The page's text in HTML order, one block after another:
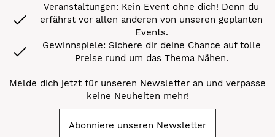
Veranstaltungen: Kein Event ohne dich! Denn du
erfährst vor allen anderen von unseren geplanten
Events.
Gewinnspiele: Sichere dir deine Chance auf tolle
Preise rund um das Thema Nähen.
Melde dich jetzt für unseren Newsletter an und verpasse
keine Neuheiten mehr!
Abonniere unseren Newsletter